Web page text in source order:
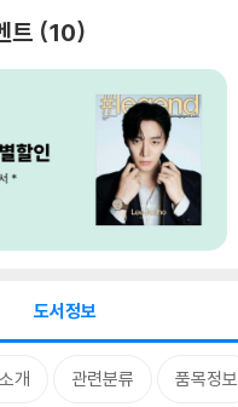
트 10
도서정보
개 관련분류 품목정보